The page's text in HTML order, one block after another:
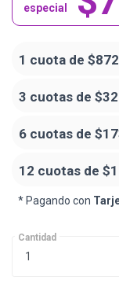
especial
1 cuota de
3 cuotas de
6 cuotas de
12 cuotas de
* Pagando con
Cantidad